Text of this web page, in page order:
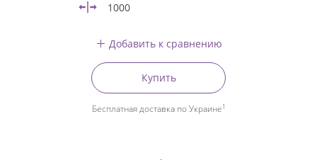
1000
Добавить к сравнению
Купить
Бесплатная доставка по Украине1